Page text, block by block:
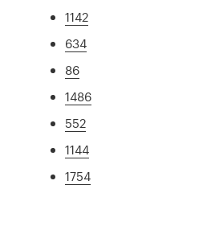
1142
634
86
1486
552
1144
1754